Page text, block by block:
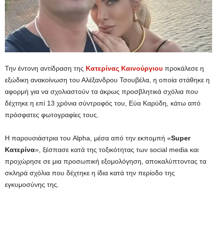
Την έντονη αντίδραση της Κατερίνας Καινούργιου προκάλεσε η
εξώδικη ανακοίνωση του Αλέξανδρου Τσουβέλα, η οποία στάθηκε η
αφορμή για να σχολιαστούν τα άκρως προσβλητικά σχόλια που
δέχτηκε η επί 13 χρόνια σύντροφός του, Εύα Καρύδη, κάτω από
πρόσφατες φωτογραφίες τους.
Η παρουσιάστρια του Alpha, μέσα από την εκπομπή «Super
Κατερίνα», ξέσπασε κατά της τοξικότητας των social media και
προχώρησε σε μια προσωπική εξομολόγηση, αποκαλύπτοντας τα
σκληρά σχόλια που δέχτηκε η ίδια κατά την περίοδο της
εγκυμοσύνης της.